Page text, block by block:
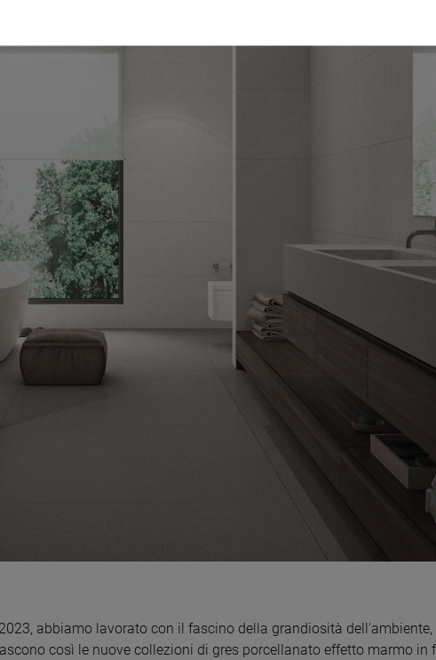
abbiamo lavorato con il fascino della grandiosità
così le nuove collezioni di gres porcellanato effetto marmo in